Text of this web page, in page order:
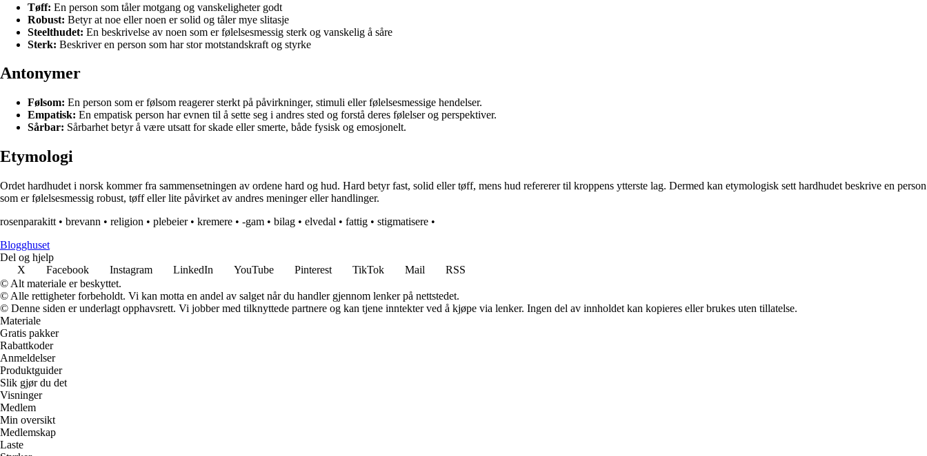
Tøff: En person som tåler motgang og vanskeligheter godt
Robust: Betyr at noe eller noen er solid og tåler mye slitasje
Steelthudet: En beskrivelse av noen som er følelsesmessig sterk og vanskelig å såre
Sterk: Beskriver en person som har stor motstandskraft og styrke
Antonymer
Følsom: En person som er følsom reagerer sterkt på påvirkninger, stimuli eller følelsesmessige hendelser.
Empatisk: En empatisk person har evnen til å sette seg i andres sted og forstå deres følelser og perspektiver.
Sårbar: Sårbarhet betyr å være utsatt for skade eller smerte, både fysisk og emosjonelt.
Etymologi
Ordet hardhudet i norsk kommer fra sammensetningen av ordene hard og hud. Hard betyr fast, solid eller tøff, mens hud refererer til kroppens ytterste lag. Dermed kan etymologisk sett hardhudet beskrive en person
som er følelsesmessig robust, tøff eller lite påvirket av andres meninger eller handlinger.
rosenparakitt • brevann • religion • plebeier• kremere • -gam • bilag • elvedal • fattig • stigmatisere •
Blogghuset
Del og hjelp
X
Facebook Instagram LinkedIn YouTube Pinterest TikTok Mail
RSS
© Alt materiale er beskyttet.
© Alle rettigheter forbeholdt. Vi kan motta en andel av salget når du handler gjennom lenker på nettstedet.
© Denne siden er underlagt opphavsrett. Vi jobber med tilknyttede partnere og kan tjene inntekter ved å kjøpe via lenker. Ingen del av innholdet kan kopieres eller brukes uten tillatelse.
Materiale
Gratis pakker
Rabattkoder
Anmeldelser
Produktguider
Slik gjør du det
Visninger
Medlem
Min oversikt
Medlemskap
Laste